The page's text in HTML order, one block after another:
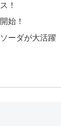
！
始！
ーダが大活躍